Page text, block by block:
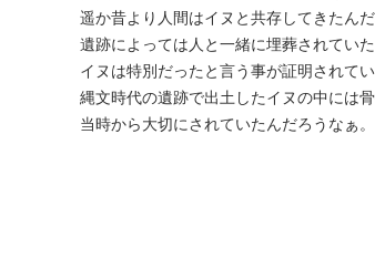
遥か昔より人間はイヌと共存してきたん
遺跡によっては人と一緒に埋葬されてい
イヌは特別だったと言う事が証明されてい
縄文時代の遺跡で出土したイヌの中には
当時から大切にされていたんだろうなぁ